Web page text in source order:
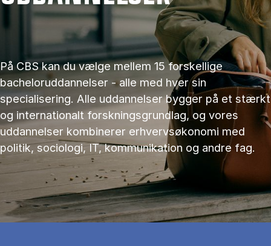
På CBS kan du vælge mellem 15 forskellige
bacheloruddannelser - alle med hver sin
specialisering. Alle uddannelser bygger på et stærkt
og internationalt forskningsgrundlag, og vores
uddannelser kombinerer erhvervsøkonomi med
politik, sociologi, IT, kommunikation og andre fag.